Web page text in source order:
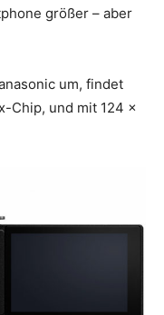
größer – aber
um, findet
Chip, und mit 124 x